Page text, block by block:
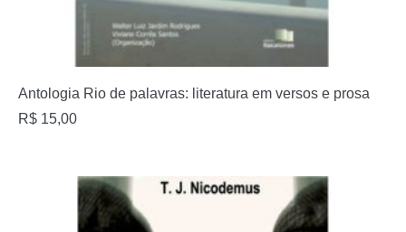
Antologia Rio de palavras: literatura em versos e prosa
R$ 15,00